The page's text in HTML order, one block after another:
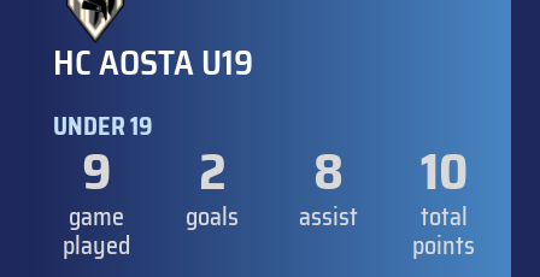
HC AOSTA U19
UNDER 19
9
game
played
2
goals
8
assist
10
total
points